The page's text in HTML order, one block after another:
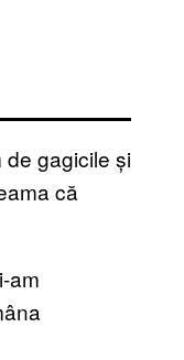
de gagicile și
că
am